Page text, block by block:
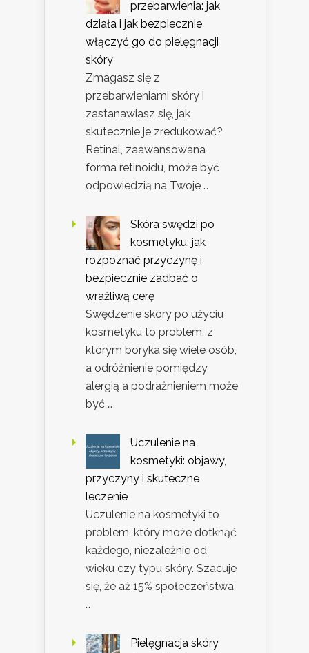
przebarwienia: jak
działa i jak bezpiecznie
włączyć go do pielęgnacji
skóry
Zmagasz się z
przebarwieniami skóry i
zastanawiasz się, jak
skutecznie je zredukować?
Retinal, zaawansowana
forma retinoidu, może być
odpowiedzią na Twoje …
Skóra swędzi po
kosmetyku: jak
rozpoznać przyczynę i
bezpiecznie zadbać o
wrażliwą cerę
Swędzenie skóry po użyciu
kosmetyku to problem, z
którym boryka się wiele osób,
a odróżnienie pomiędzy
alergią a podrażnieniem może
być …
Uczulenie na
kosmetyki: objawy,
przyczyny i skuteczne
leczenie
Uczulenie na kosmetyki to
problem, który może dotknąć
każdego, niezależnie od
wieku czy typu skóry. Szacuje
się, że aż 15% społeczeństwa
…
Pielęgnacja skóry